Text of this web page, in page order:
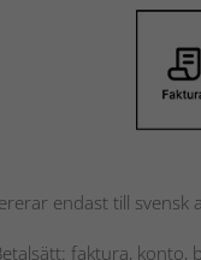
endast till
faktura, konto,